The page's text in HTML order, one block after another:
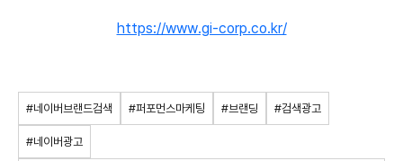
https://www.gi-corp.co.kr/
#네이버브랜드검색 #퍼포먼스마케팅 #브랜딩 #검색광고
#네이버광고